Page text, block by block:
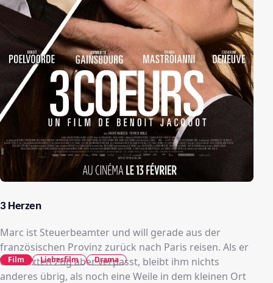
3 Herzen
Marc ist Steuerbeamter und will gerade aus der
französischen Provinz zurück nach Paris reisen. Als er
den letzten Zug aber verpasst, bleibt ihm nichts
anderes übrig, als noch eine Weile in dem kleinen Ort
Film Liebesfilm Drama